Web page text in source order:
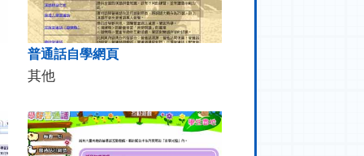
普通話自學網頁
其他